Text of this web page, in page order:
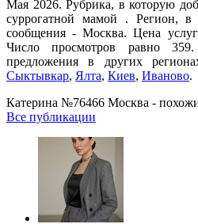
Мая 2026. Рубрика, в которую
суррогатной мамой . Регион, в
сообщения - Москва. Цена
Число просмотров равно
предложения в других
Сыктывкар, Ялта, Киев, Иваново.
Катерина №76466 Москва -
Все публикации